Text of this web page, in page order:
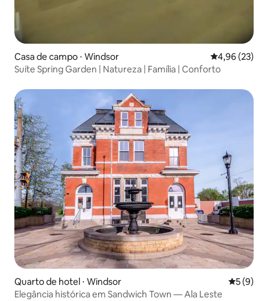
Casa de campo ⋅ Windsor 4,96 de uma
4,96 (23)
Suíte Spring Garden | Natureza | Família | Conforto
Quarto de hotel ⋅ Windsor 5 de
5 (9)
Elegância histórica em Sandwich Town — Ala Leste